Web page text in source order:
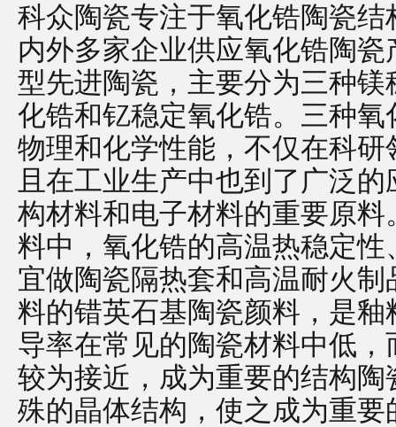
科众陶瓷专注于氧化锆陶瓷
内外多家企业供应氧化锆陶
型先进陶瓷，主要分为三种
化锆和钇稳定氧化锆。三种
物理和化学性能，不仅在科
且在工业生产中也到了广泛
构材料和电子材料的重要原
料中，氧化锆的高温热稳定
宜做陶瓷隔热套和高温耐火
料的错英石基陶瓷颜料，是
导率在常见的陶瓷材料中低
较为接近，成为重要的结构
殊的晶体结构，使之成为重要